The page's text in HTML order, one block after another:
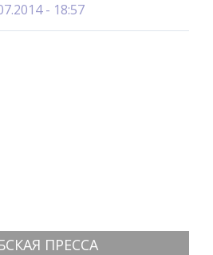
- 18:57
ПРЕССА